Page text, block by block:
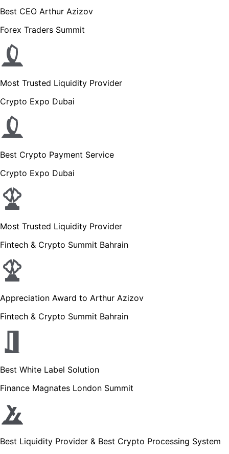
Best CEO Arthur Azizov
Forex Traders Summit
Most Trusted Liquidity Provider
Crypto Expo Dubai
Best Crypto Payment Service
Crypto Expo Dubai
Most Trusted Liquidity Provider
Fintech & Crypto Summit Bahrain
Appreciation Award to Arthur Azizov
Fintech & Crypto Summit Bahrain
Best White Label Solution
Finance Magnates London Summit
Best Liquidity Provider & Best Crypto Processing System